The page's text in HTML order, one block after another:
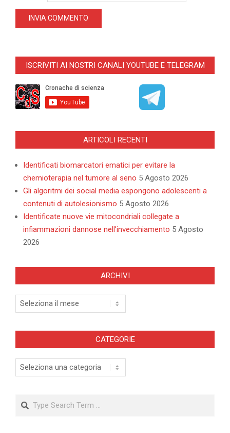
ISCRIVITI AI NOSTRI CANALI YOUTUBE E TELEGRAM
ARTICOLI RECENTI
Identificati biomarcatori ematici per evitare la
chemioterapia nel tumore al seno 5 Agosto 2026
Gli algoritmi dei social media espongono adolescenti a
contenuti di autolesionismo 5 Agosto 2026
Identificate nuove vie mitocondriali collegate a
infiammazioni dannose nell’invecchiamento 5 Agosto
2026
ARCHIVI
Archivi
CATEGORIE
Categorie
Search